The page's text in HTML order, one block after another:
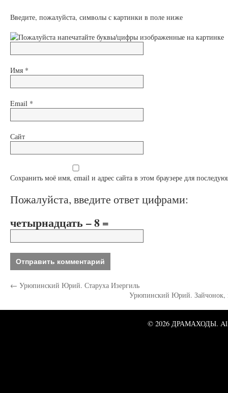
Введите, пожалуйста, символы с картинки в поле ниже
Имя *
Email *
Сайт
Сохранить моё имя, email и адрес сайта в этом браузере для
Пожалуйста, введите ответ цифрами:
четырнадцать − 8 =
← Урюпинский Юрий. Старуха Изергиль
Урюпинский Юрий. Зайчонок,
© 2026 ДРАМАХОДЫ. All